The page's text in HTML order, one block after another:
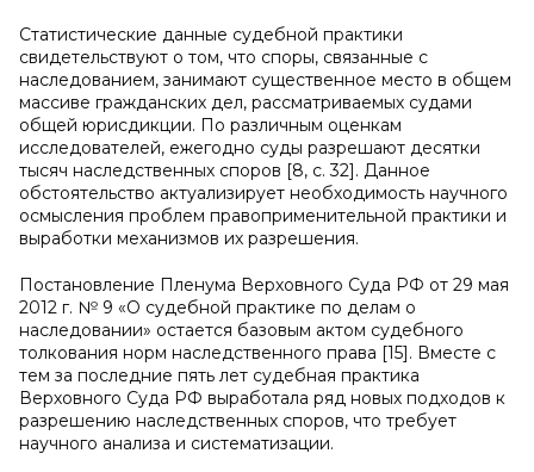
Статистические данные судебной практики
свидетельствуют о том, что споры, связанные с
наследованием, занимают существенное место в общем
массиве гражданских дел, рассматриваемых судами
общей юрисдикции. По различным оценкам
исследователей, ежегодно суды разрешают десятки
тысяч наследственных споров [8, с. 32]. Данное
обстоятельство актуализирует необходимость научного
осмысления проблем правоприменительной практики и
выработки механизмов их разрешения.
Постановление Пленума Верховного Суда РФ от 29 мая
2012 г. № 9 «О судебной практике по делам о
наследовании» остается базовым актом судебного
толкования норм наследственного права [15]. Вместе с
тем за последние пять лет судебная практика
Верховного Суда РФ выработала ряд новых подходов к
разрешению наследственных споров, что требует
научного анализа и систематизации.